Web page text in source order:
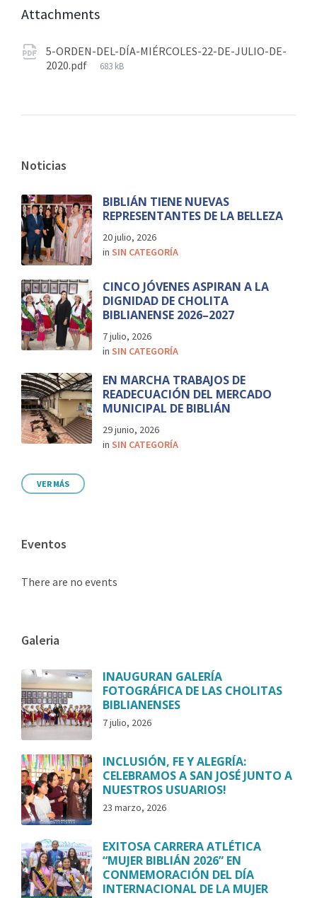
Attachments
5-ORDEN-DEL-DÍA-MIÉRCOLES-22-DE-JULIO-DE-
2020.pdf
683 kB
Noticias
BIBLIÁN TIENE NUEVAS
REPRESENTANTES DE LA BELLEZA
20 julio, 2026
in SIN CATEGORÍA
CINCO JÓVENES ASPIRAN A LA
DIGNIDAD DE CHOLITA
BIBLIANENSE 2026–2027
7 julio, 2026
in SIN CATEGORÍA
EN MARCHA TRABAJOS DE
READECUACIÓN DEL MERCADO
MUNICIPAL DE BIBLIÁN
29 junio, 2026
in SIN CATEGORÍA
VER MÁS
Eventos
There are no events
Galeria
INAUGURAN GALERÍA
FOTOGRÁFICA DE LAS CHOLITAS
BIBLIANENSES
7 julio, 2026
INCLUSIÓN, FE Y ALEGRÍA:
CELEBRAMOS A SAN JOSÉ JUNTO A
NUESTROS USUARIOS!
23 marzo, 2026
EXITOSA CARRERA ATLÉTICA
“MUJER BIBLIÁN 2026” EN
CONMEMORACIÓN DEL DÍA
INTERNACIONAL DE LA MUJER